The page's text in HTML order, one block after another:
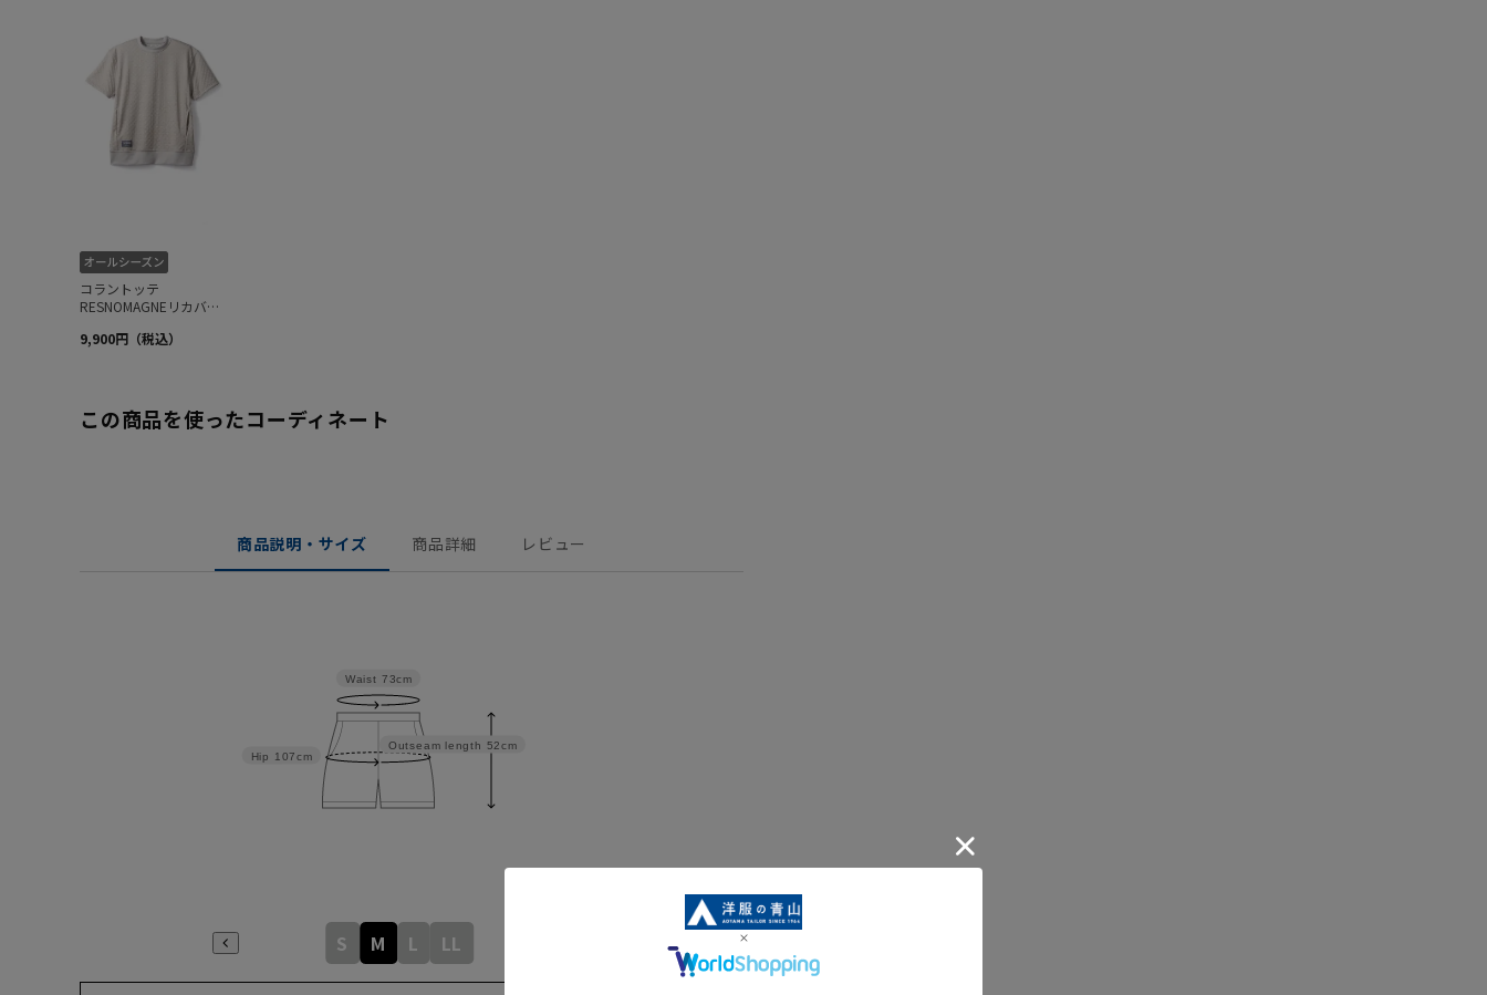
この商品を使ったコーディネート
商品説明・サイズ 商品詳細 レビュー
Outseam length 52cm
Hip
107cm
Waist 73cm
S M L LL